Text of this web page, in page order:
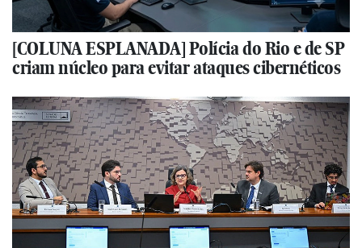
[COLUNA ESPLANADA] Polícia do Rio e de SP
criam núcleo para evitar ataques cibernéticos